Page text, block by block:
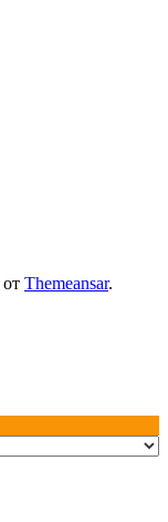
от Themeansar.